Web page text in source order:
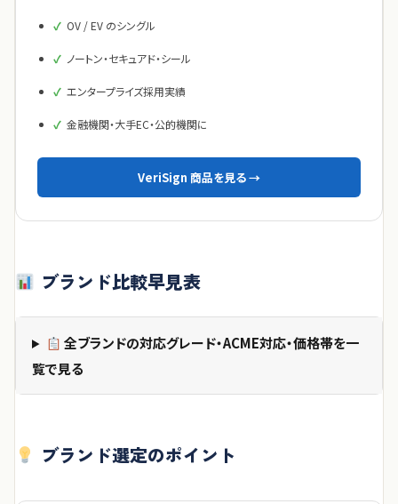
OV / EV のシングル
ノートン・セキュアド・シール
エンタープライズ採用実績
金融機関・大手EC・公的機関に
VeriSign 商品を見る →
ブランド比較早見表
全ブランドの対応グレード・ACME対応・価格帯を一
覧で見る
ブランド選定のポイント